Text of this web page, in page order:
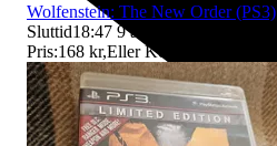
Wolfenstein: The New Order (PS3)
Sluttid18:47 9 aug 18:47
Pris:168 kr,Eller Köp nu